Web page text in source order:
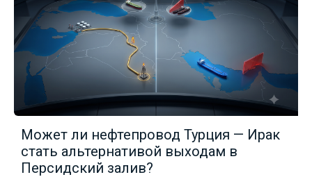
Может ли нефтепровод Турция — Ирак
стать альтернативой выходам в
Персидский залив?